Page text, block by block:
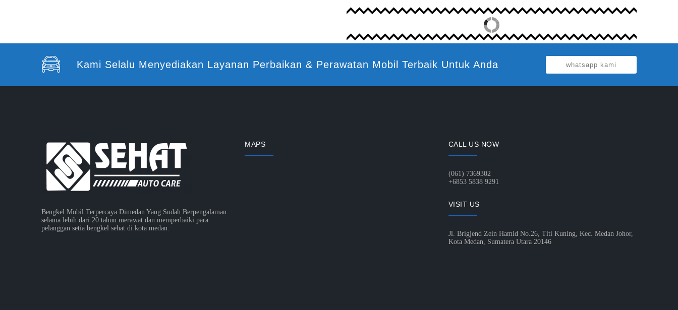
Kami Selalu Menyediakan Layanan Perbaikan & Perawatan Mobil Terbaik Untuk Anda whatsapp kami
Bengkel Mobil Terpercaya Dimedan Yang Sudah Berpengalaman
selama lebih dari 20 tahun merawat dan memperbaiki para
pelanggan setia bengkel sehat di kota medan.
MAPS CALL US NOW
(061) 7369302
+6853 5838 9291
VISIT US
Jl. Brigjend Zein Hamid No.26, Titi Kuning, Kec. Medan Johor,
Kota Medan, Sumatera Utara 20146